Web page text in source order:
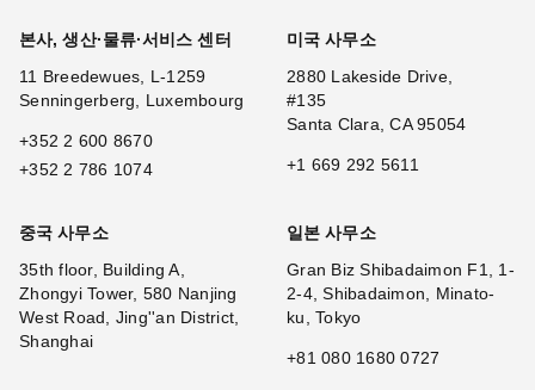
본사, 생산·물류·서비스 센터
11 Breedewues, L-1259
Senningerberg, Luxembourg
+352 2 600 8670
+352 2 786 1074
미국 사무소
2880 Lakeside Drive,
#135
Santa Clara, CA 95054
+1 669 292 5611
중국 사무소
35th floor, Building A,
Zhongyi Tower, 580 Nanjing
West Road, Jing''an District,
Shanghai
일본 사무소
Gran Biz Shibadaimon F1, 1-
2-4, Shibadaimon, Minato-
ku, Tokyo
+81 080 1680 0727